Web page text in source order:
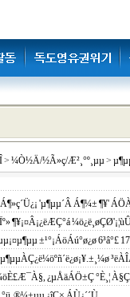
> ¼Ò½Ä/½Ã»ç/Æ²¸°º¸µµ>
'µ¶µµ´Â Á¶¼± ¶¥'
¶¥¡¤Â¡¿ëÆÇ°á
±¹°¡ÁöÁú°ø¿ø 6³â°£
µ¶µµÀÇ¿ë¼öºñ´ë¿ø¡¥.±¸¼ø
¿µÅäÁÖ±Ç °­È­¸¦